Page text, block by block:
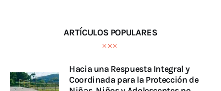
ARTÍCULOS POPULARES
Hacia una Respuesta Integral y
Coordinada para la Protección de